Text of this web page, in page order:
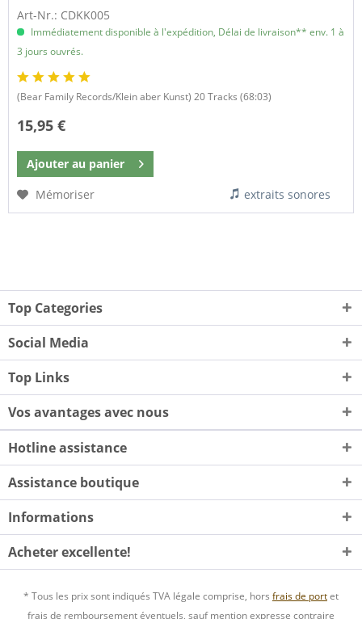
Art-Nr.: CDKK005
Immédiatement disponible à l'expédition, Délai de livraison** env. 1 à
3 jours ouvrés.
(Bear Family Records/Klein aber Kunst) 20 Tracks (68:03)
15,95 €
Ajouter au panier
Mémoriser
extraits sonores
Top Categories
Social Media
Top Links
Vos avantages avec nous
Hotline assistance
Assistance boutique
Informations
Acheter excellente!
* Tous les prix sont indiqués TVA légale comprise, hors frais de portet
frais de remboursement éventuels, sauf mention expresse contraire